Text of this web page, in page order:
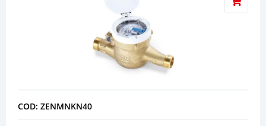
COD: ZENMNKN40